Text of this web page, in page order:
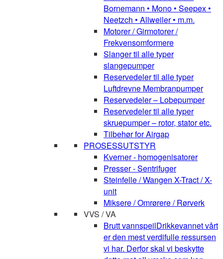
Bornemann • Mono • Seepex •
Neetzch • Allweiler • m.m.
Motorer / Girmotorer /
Frekvensomformere
Slanger til alle typer
slangepumper
Reservedeler til alle typer
Luftdrevne Membranpumper
Reservedeler – Lobepumper
Reservedeler til alle typer
skruepumper – rotor, stator etc.
Tilbehør for Airgap
PROSESSUTSTYR
Kverner - homogenisatorer
Presser - Sentrifuger
Steinfelle / Wangen X-Tract / X-
unit
Miksere / Omrørere / Rørverk
VVS / VA
Brutt vannspeilDrikkevannet vårt
er den mest verdifulle ressursen
vi har. Derfor skal vi beskytte